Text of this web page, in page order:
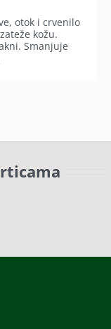
otok i crvenilo
kožu.
Smanjuje